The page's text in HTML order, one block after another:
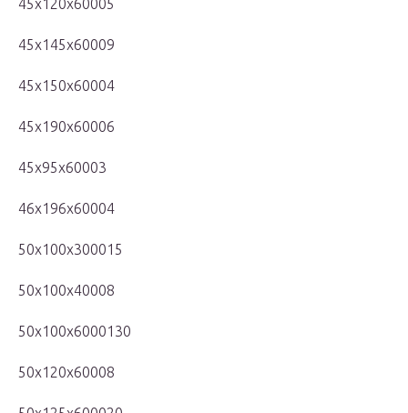
45x120x60005
45x145x60009
45x150x60004
45x190x60006
45x95x60003
46x196x60004
50x100x300015
50x100x40008
50x100x6000130
50x120x60008